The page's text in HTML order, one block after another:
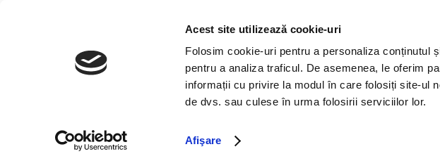
Acest site utilizează cookie-uri
Folosim cookie-uri pentru a personaliza conținutul
pentru a analiza traficul. De asemenea, le oferim
informații cu privire la modul în care folosiți site-ul
de dvs. sau culese în urma folosirii serviciilor lor.
Afişare
Cărți după tipologie
Cărți Dezvoltare Personală
Cărți Familie & Cuplu